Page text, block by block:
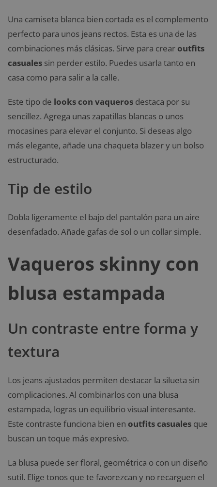
Una camiseta blanca bien cortada es el complemento
perfecto para unos jeans rectos. Esta es una de las
combinaciones más clásicas. Sirve para crear outfits
casuales sin perder estilo. Puedes usarla tanto en
casa como para salir a la calle.
Este tipo de looks con vaqueros destaca por su
sencillez. Agrega unas zapatillas blancas o unos
mocasines para elevar el conjunto. Si deseas algo
más elegante, añade una chaqueta blazer y un bolso
estructurado.
Tip de estilo
Dobla ligeramente el bajo del pantalón para un aire
desenfadado. Añade gafas de sol o un collar simple.
Vaqueros skinny con
blusa estampada
Un contraste entre forma y
textura
Los jeans ajustados permiten destacar la silueta sin
complicaciones. Al combinarlos con una blusa
estampada, logras un equilibrio visual interesante.
Este contraste funciona bien en outfits casuales que
buscan un toque más expresivo.
La blusa puede ser floral, geométrica o con un diseño
sutil. Elige tonos que te favorezcan y no recarguen el